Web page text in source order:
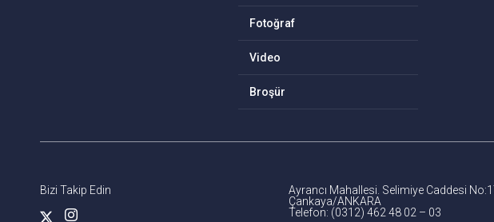
Fotoğraf
Video
Broşür
Bizi Takip Edin
Ayrancı Mahallesi. Selimiye Caddesi
Çankaya/ANKARA
Telefon: (0312) 462 48 02 – 03